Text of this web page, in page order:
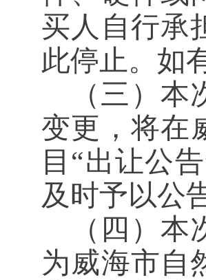
买人自行承
此停止。如
（三）
变更，将在
目 “出让公
及时予以公
（四）
为威海市自